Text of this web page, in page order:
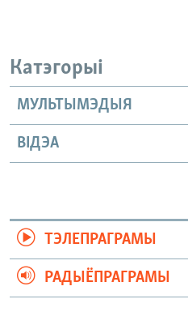
Катэгорыі
МУЛЬТЫМЭДЫЯ
ВІДЭА
ТЭЛЕПРАГРАМЫ
РАДЫЁПРАГРАМЫ